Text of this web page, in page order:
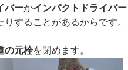
バーかインパクトドライバー
することがあるからです。
の元栓を閉めます。